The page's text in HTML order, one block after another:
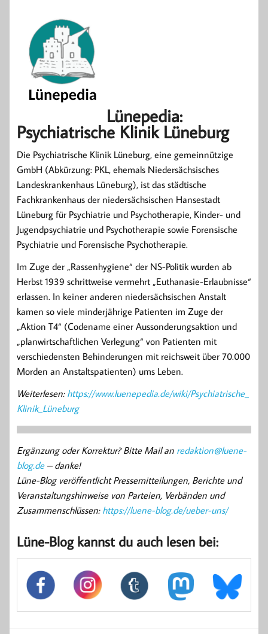
Lünepedia:
Psychiatrische Klinik Lüneburg
Die Psychiatrische Klinik Lüneburg, eine gemeinnützige
GmbH (Abkürzung: PKL, ehemals Niedersächsisches
Landeskrankenhaus Lüneburg), ist das städtische
Fachkrankenhaus der niedersächsischen Hansestadt
Lüneburg für Psychiatrie und Psychotherapie, Kinder- und
Jugendpsychiatrie und Psychotherapie sowie Forensische
Psychiatrie und Forensische Psychotherapie.
Im Zuge der „Rassenhygiene“ der NS-Politik wurden ab
Herbst 1939 schrittweise vermehrt „Euthanasie-Erlaubnisse“
erlassen. In keiner anderen niedersächsischen Anstalt
kamen so viele minderjährige Patienten im Zuge der
„Aktion T4“ (Codename einer Aussonderungsaktion und
„planwirtschaftlichen Verlegung“ von Patienten mit
verschiedensten Behinderungen mit reichsweit über 70.000
Morden an Anstaltspatienten) ums Leben.
Weiterlesen: https://www.luenepedia.de/wiki/Psychiatrische_
Klinik_Lüneburg
Ergänzung oder Korrektur? Bitte Mail an redaktion@luene-
blog.de– danke!
Lüne-Blog veröffentlicht Pressemitteilungen, Berichte und
Veranstaltungshinweise von Parteien, Verbänden und
Zusammenschlüssen: https://luene-blog.de/ueber-uns/
Lüne-Blog kannst du auch lesen bei: